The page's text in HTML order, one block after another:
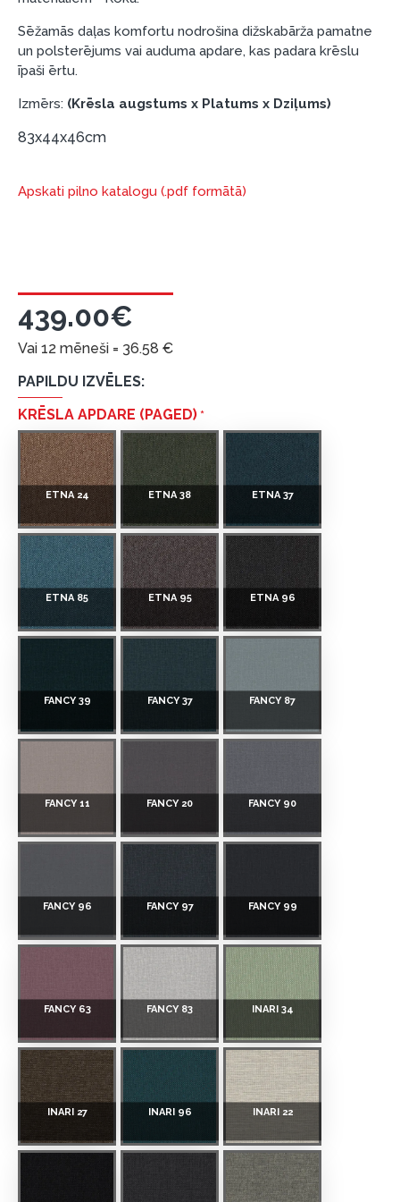
nepieciešams Smart-ID, eParaksts eID, eParaksts
eID mobile, ESTO konts vai banka Swedbank,
Luminor, SEB vai Citadele).
Līguma nosacījumi:
Līzinga līgumu drīkst parakstīt tikai tā persona,
kura ir norādīta kredīta saņemšanas līgumā.
Pirms kredīta noformēšanas, lūdzam iepazīties ar
Aicinām aizņemties atbildīgi! Pirms aizņemties,
lūdzu, izvērtējiet savas finansiālās iespējas.
Sēžamās daļas komfortu nodrošina dižskabārža pamatne
un polsterējums vai auduma apdare, kas padara krēslu
īpaši ērtu.
Izmērs: (Krēsla augstums x Platums x Dziļums)
83x44x46cm
Apskati pilno katalogu (.pdf formātā)
439.00€
Vai 12 mēneši = 36.58 €
PAPILDU IZVĒLES:
KRĒSLA APDARE (PAGED)
ETNA 24 ETNA 38 ETNA 37
ETNA 85 ETNA 95 ETNA 96
FANCY 39 FANCY 37 FANCY 87
FANCY 11 FANCY 20 FANCY 90
FANCY 96 FANCY 97 FANCY 99
FANCY 63 FANCY 83 INARI 34
INARI 27 INARI 96 INARI 22